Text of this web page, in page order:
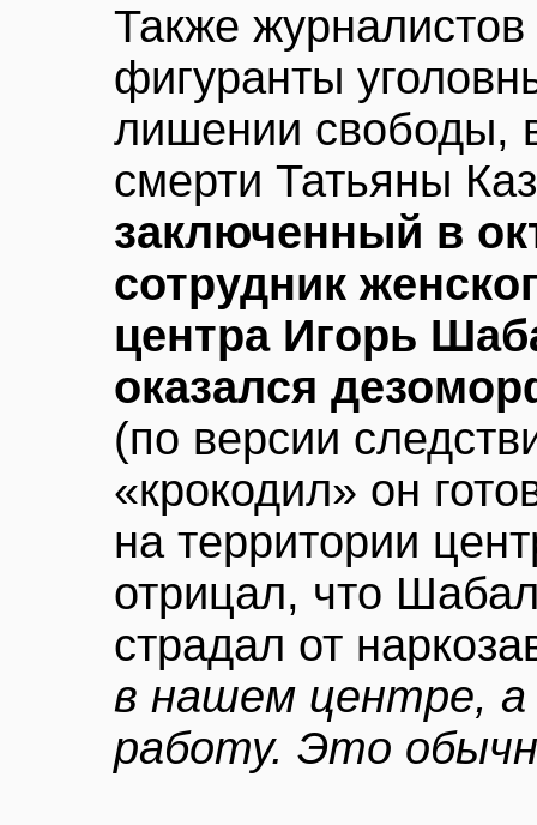
Также
фигуранты
лишении свободы,
смерти Татьяны
заключенный в
сотрудник
центра Игорь
оказался
(по версии
«крокодил» он
на территории
отрицал, что
страдал от
в нашем центре, а
работу. Это